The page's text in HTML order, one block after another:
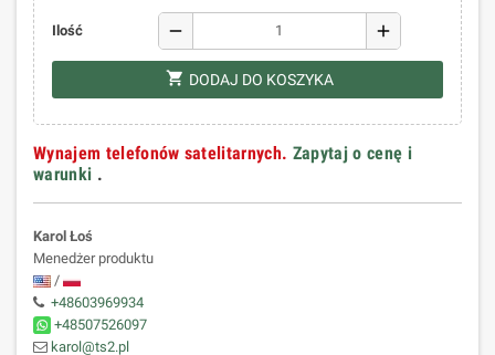
Ilość remove add
shopping_cart DODAJ DO KOSZYKA
Wynajem telefonów satelitarnych. Zapytaj o cenę i
warunki .
Karol Łoś
Menedżer produktu
/
+48603969934
+48507526097
karol@ts2.pl